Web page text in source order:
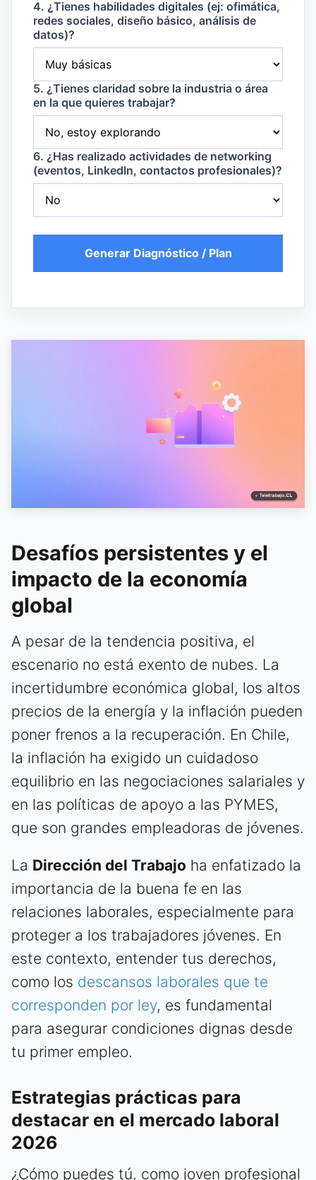
4. ¿Tienes habilidades digitales (ej: ofimática,
redes sociales, diseño básico, análisis de
datos)?
5. ¿Tienes claridad sobre la industria o área
en la que quieres trabajar?
6. ¿Has realizado actividades de networking
(eventos, LinkedIn, contactos profesionales)?
Generar Diagnóstico / Plan
Desafíos persistentes y el
impacto de la economía
global
A pesar de la tendencia positiva, el
escenario no está exento de nubes. La
incertidumbre económica global, los altos
precios de la energía y la inflación pueden
poner frenos a la recuperación. En Chile,
la inflación ha exigido un cuidadoso
equilibrio en las negociaciones salariales y
en las políticas de apoyo a las PYMES,
que son grandes empleadoras de jóvenes.
La Dirección del Trabajo ha enfatizado la
importancia de la buena fe en las
relaciones laborales, especialmente para
proteger a los trabajadores jóvenes. En
este contexto, entender tus derechos,
como los descansos laborales que te
corresponden por ley, es fundamental
para asegurar condiciones dignas desde
tu primer empleo.
Estrategias prácticas para
destacar en el mercado laboral
2026
¿Cómo puedes tú, como joven profesional